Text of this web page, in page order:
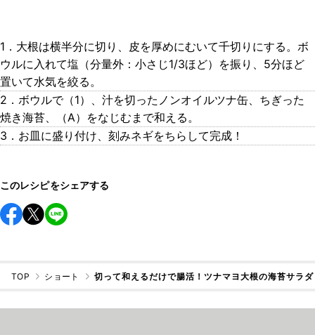
1．大根は横半分に切り、皮を厚めにむいて千切りにする。ボ
ウルに入れて塩（分量外：小さじ1/3ほど）を振り、5分ほど
置いて水気を絞る。
2．ボウルで（1）、汁を切ったノンオイルツナ缶、ちぎった
焼き海苔、（A）をなじむまで和える。
3．お皿に盛り付け、刻みネギをちらして完成！
このレシピをシェアする
TOP ショート 切って和えるだけで腸活！ツナマヨ大根の海苔サラダ